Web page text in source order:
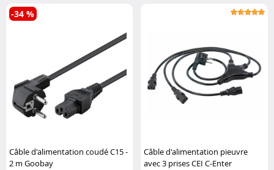
Câble d'alimentation coudé C15 -
2 m Goobay
-34 %
Câble d'alimentation pieuvre
avec 3 prises CEI C-Enter